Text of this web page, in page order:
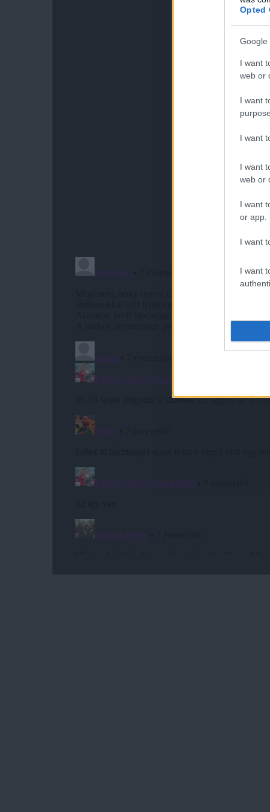
Opted
Google
I want
web or
I want
I want
I want
web or
I want
or app.
I want
I want